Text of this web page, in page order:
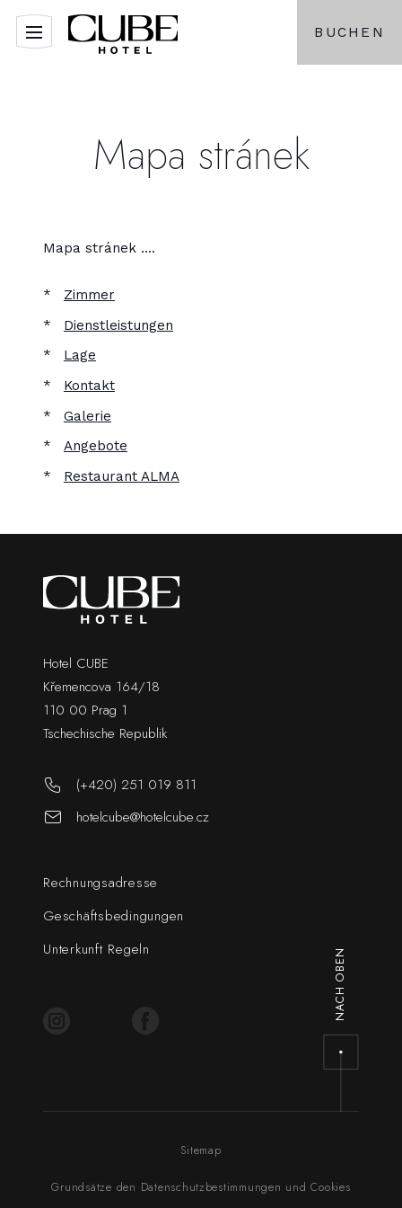
BUCHEN
Mapa stránek
Mapa stránek ....
Zimmer
Dienstleistungen
Lage
Kontakt
Galerie
Angebote
Restaurant ALMA
Hotel CUBE
Křemencova 164/18
110 00 Prag 1
Tschechische Republik
(+420) 251 019 811
hotelcube@hotelcube.cz
Rechnungsadresse
Geschäftsbedingungen
Unterkunft Regeln
NACH OBEN
Sitemap
Grundsätze den Datenschutzbestimmungen und Cookies